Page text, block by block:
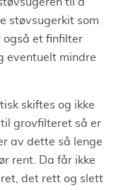
støvsugerkit som
også et finfilter
eventuelt mindre
skiftes og ikke
til grovfilteret så er
av dette så lenge
rent. Da får ikke
det rett og slett